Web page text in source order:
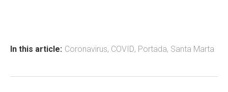
ok p
tir
In this article: Coronavirus, COVID, Portada, Santa Marta